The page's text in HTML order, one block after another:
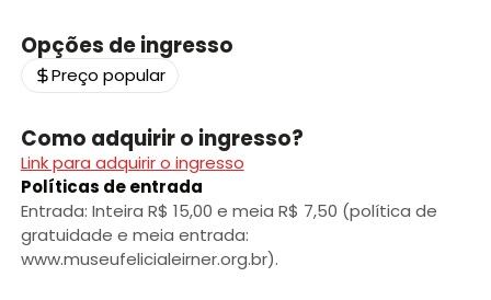
Opções de ingresso
Preço popular
Como adquirir o ingresso?
Link para adquirir o ingresso
Políticas de entrada
Entrada: Inteira R$ 15,00 e meia R$ 7,50 (política de
gratuidade e meia entrada:
www.museufelicialeirner.org.br).